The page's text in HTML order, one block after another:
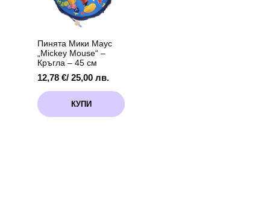
Пинята Мики Маус
„Mickey Mouse“ –
Кръгла – 45 см
12,78 €/ 25,00 лв.
КУПИ